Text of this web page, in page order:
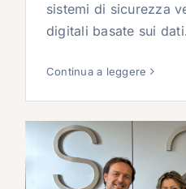
sistemi di sicurezza
digitali basate sui
Continua a leggere